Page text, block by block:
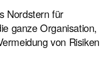
Nordstern für
ganze Organisation,
von Risiken